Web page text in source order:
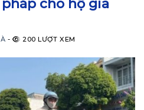
cho hộ gia
- 200 LƯỢT XEM